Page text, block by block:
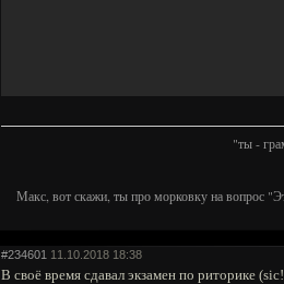
"ты -
Макс, вот скажи, ты про морковку на вопрос
#234601 11.10.2018 18:38
В своё время сдавал экзамен по риторике